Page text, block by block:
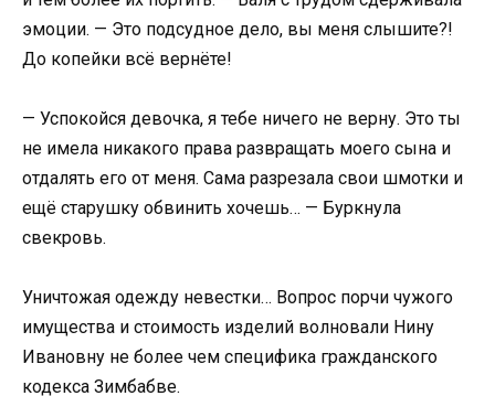
эмоции. — Это подсудное дело, вы меня слышите?!
До копейки всё вернёте!
— Успокойся девочка, я тебе ничего не верну. Это ты
не имела никакого права развращать моего сына и
отдалять его от меня. Сама разрезала свои шмотки и
ещё старушку обвинить хочешь… — Буркнула
свекровь.
Уничтожая одежду невестки… Вопрос порчи чужого
имущества и стоимость изделий волновали Нину
Ивановну не более чем специфика гражданского
кодекса Зимбабве.